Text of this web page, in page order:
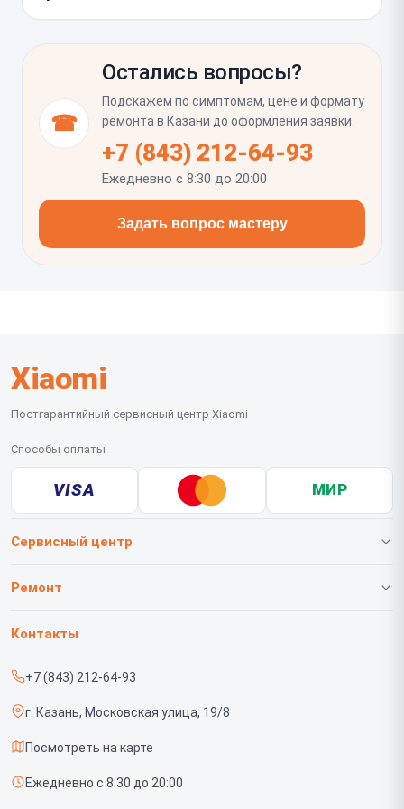
пропустить повреждения от падения или давления.
жесты и набор текста в разных зонах. Также стоит
убедиться, что экран ровно установлен, нет пыли
под стеклом, а корпус не скрипит и не расходится
☎
Остались вопросы?
Подскажем по симптомам, цене и формату
ремонта в Казани до оформления заявки.
+7 (843) 212-64-93
Ежедневно с 8:30 до 20:00
Задать вопрос мастеру
Xiaomi
Постгарантийный сервисный центр Xiaomi
Способы оплаты
VISA МИР
Сервисный центр
О нашем сервисе
Срочный ремонт
Доставка и способы оплаты
Диагностика
Контакты
Ремонт
Телефонов
Контакты
+7 (843) 212-64-93
г. Казань, Московская улица, 19/8
Посмотреть на карте
Ежедневно с 8:30 до 20:00